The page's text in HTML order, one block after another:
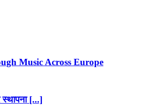
Music Across Europe
[...]